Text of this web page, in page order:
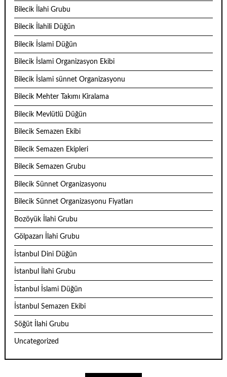
Bilecik İlahi Grubu
Bilecik İlahili Düğün
Bilecik İslami Düğün
Bilecik İslami Organizasyon Ekibi
Bilecik İslami sünnet Organizasyonu
Bilecik Mehter Takımı Kiralama
Bilecik Mevlütlü Düğün
Bilecik Semazen Ekibi
Bilecik Semazen Ekipleri
Bilecik Semazen Grubu
Bilecik Sünnet Organizasyonu
Bilecik Sünnet Organizasyonu Fiyatları
Bozöyük İlahi Grubu
Gölpazarı İlahi Grubu
İstanbul Dini Düğün
İstanbul İlahi Grubu
İstanbul İslami Düğün
İstanbul Semazen Ekibi
Söğüt İlahi Grubu
Uncategorized